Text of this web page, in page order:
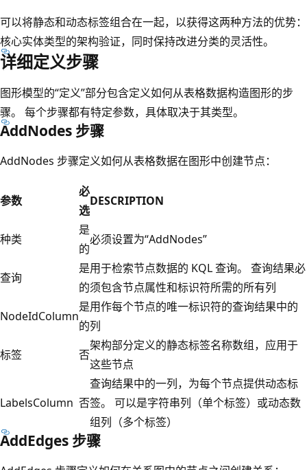
可以将静态和动态标签组合在一起，以获得这两种方法的优势：
核心实体类型的架构验证，同时保持改进分类的灵活性。
详细定义步骤
图形模型的“定义”部分包含定义如何从表格数据构造图形的步
骤。 每个步骤都有特定参数，具体取决于其类型。
AddNodes 步骤
AddNodes 步骤定义如何从表格数据在图形中创建节点：
参数
必
选
DESCRIPTION
种类
是
的
必须设置为“AddNodes”
查询
是
的
用于检索节点数据的 KQL 查询。 查询结果必
须包含节点属性和标识符所需的所有列
NodeIdColumn
是
的
用作每个节点的唯一标识符的查询结果中的
列
标签
否
架构部分定义的静态标签名称数组，应用于
这些节点
LabelsColumn 否
查询结果中的一列，为每个节点提供动态标
签。 可以是字符串列（单个标签）或动态数
组列（多个标签）
AddEdges 步骤